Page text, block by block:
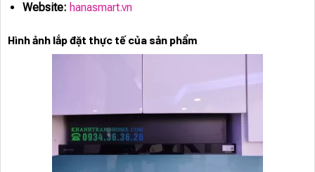
Website: hanasmart.vn
Hình ảnh lắp đặt thực tế của sản phẩm